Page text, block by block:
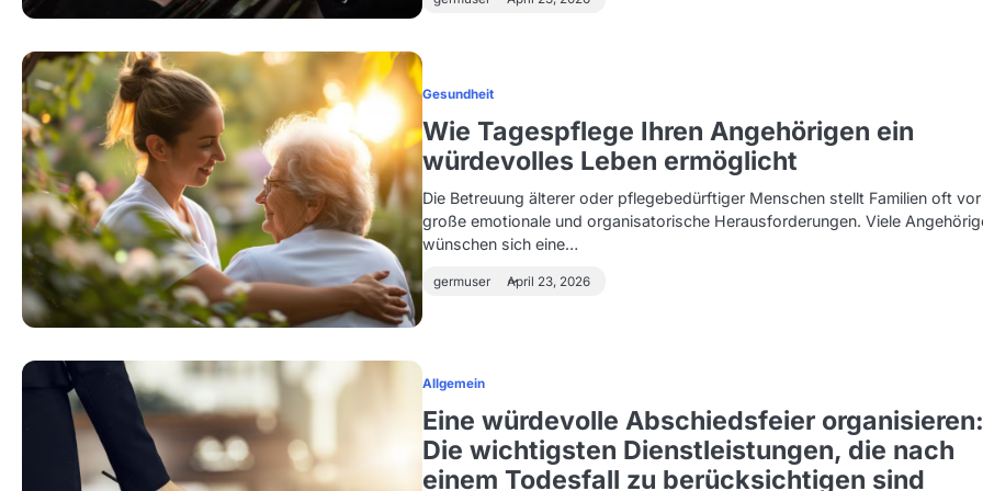
Gesundheit
Wie Tagespflege Ihren Angehörigen ein
würdevolles Leben ermöglicht
Die Betreuung älterer oder pflegebedürftiger Menschen stellt Familien oft vor
große emotionale und organisatorische Herausforderungen. Viele
wünschen sich eine…
germuser April 23, 2026
Allgemein
Eine würdevolle Abschiedsfeier
Die wichtigsten Dienstleistungen, die nach
einem Todesfall zu berücksichtigen sind